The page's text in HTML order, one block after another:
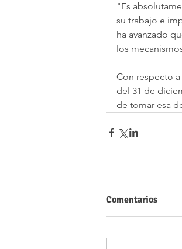
"Es
su trabajo e
ha avanzado
los
Con respecto
del 31 de
de tomar esa
Comentarios